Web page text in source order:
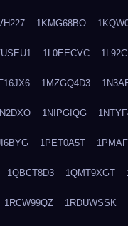
1KMG68BO
1L0EECVC
1MZGQ4D3
1NIPGIQG
1PET0A5T
1QBCT8D3 1QMT9XGT
1RCW99QZ 1RDUWSSK